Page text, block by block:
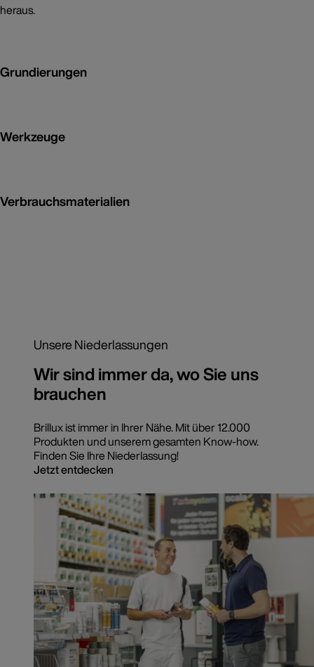
heraus.
Grundierungen
Werkzeuge
Verbrauchsmaterialien
Unsere Niederlassungen
Wir sind immer da, wo Sie uns
brauchen
Brillux ist immer in Ihrer Nähe. Mit über 12.000
Produkten und unserem gesamten Know-how.
Finden Sie Ihre Niederlassung!
Jetzt entdecken